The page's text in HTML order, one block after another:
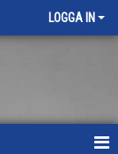
LOGGA IN